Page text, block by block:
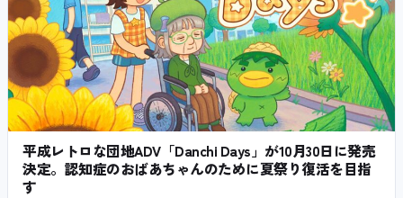
平成レトロな団地ADV「Danchi Days」が10月30日に発売
決定。認知症のおばあちゃんのために夏祭り復活を目指
す